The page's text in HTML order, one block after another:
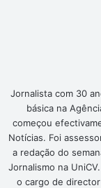
Jornalista com 30
básica na
começou
Notícias. Foi
a redação do
Jornalismo na
o cargo de